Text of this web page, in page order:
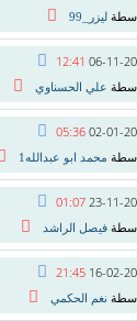
ليزر_99
06-11-
12:41
علي الحسناوي
02-01-
05:36
محمد ابو عبدالله1
23-11-
01:07
فيصل الراشد
16-02-
21:45
نغم الحكمي